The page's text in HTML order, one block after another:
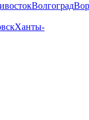
Волгоград
Ханты-